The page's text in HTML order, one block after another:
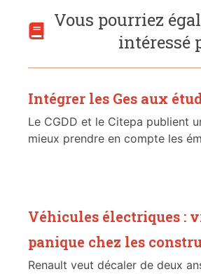
Vous pourriez
intéressé
Intégrer les Ges aux
Le CGDD et le Citepa publient
mieux prendre en compte les
Véhicules électriques :
panique chez les
Renault veut décaler de deux